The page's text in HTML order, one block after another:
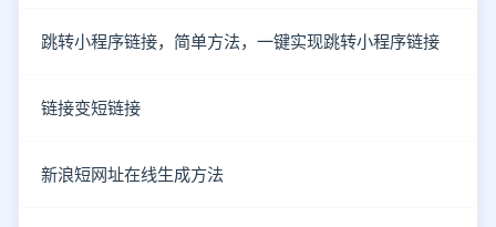
跳转小程序链接，简单方法，一键实现跳转小程序链接
链接变短链接
新浪短网址在线生成方法